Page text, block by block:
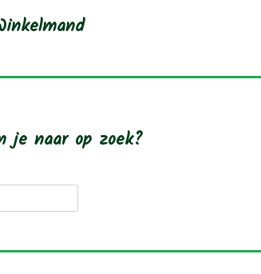
je naar op zoek?